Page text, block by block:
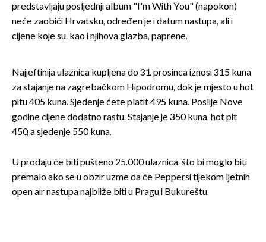
predstavljaju posljednji album "I'm With You" (napokon)
neće zaobići Hrvatsku, određen je i datum nastupa, ali i
cijene koje su, kao i njihova glazba, paprene.
Najjeftinija ulaznica kupljena do 31. prosinca iznosi 315 kuna
za stajanje na zagrebačkom Hipodromu, dok je mjesto u hot
pitu 405 kuna. Sjedenje ćete platit 495 kuna. Poslije Nove
godine cijene dodatno rastu. Stajanje je 350 kuna, hot pit
450, a sjedenje 550 kuna.
U prodaju će biti pušteno 25.000 ulaznica, što bi moglo biti
premalo ako se u obzir uzme da će Peppersi tijekom ljetnih
open air nastupa najbliže biti u Pragu i Bukureštu.